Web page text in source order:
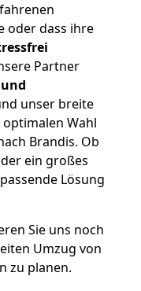
oder dass ihre
Partner
unser breite
Wahl
Brandis. Ob
ein großes
Lösung
Sie uns noch
Umzug von
zu planen.